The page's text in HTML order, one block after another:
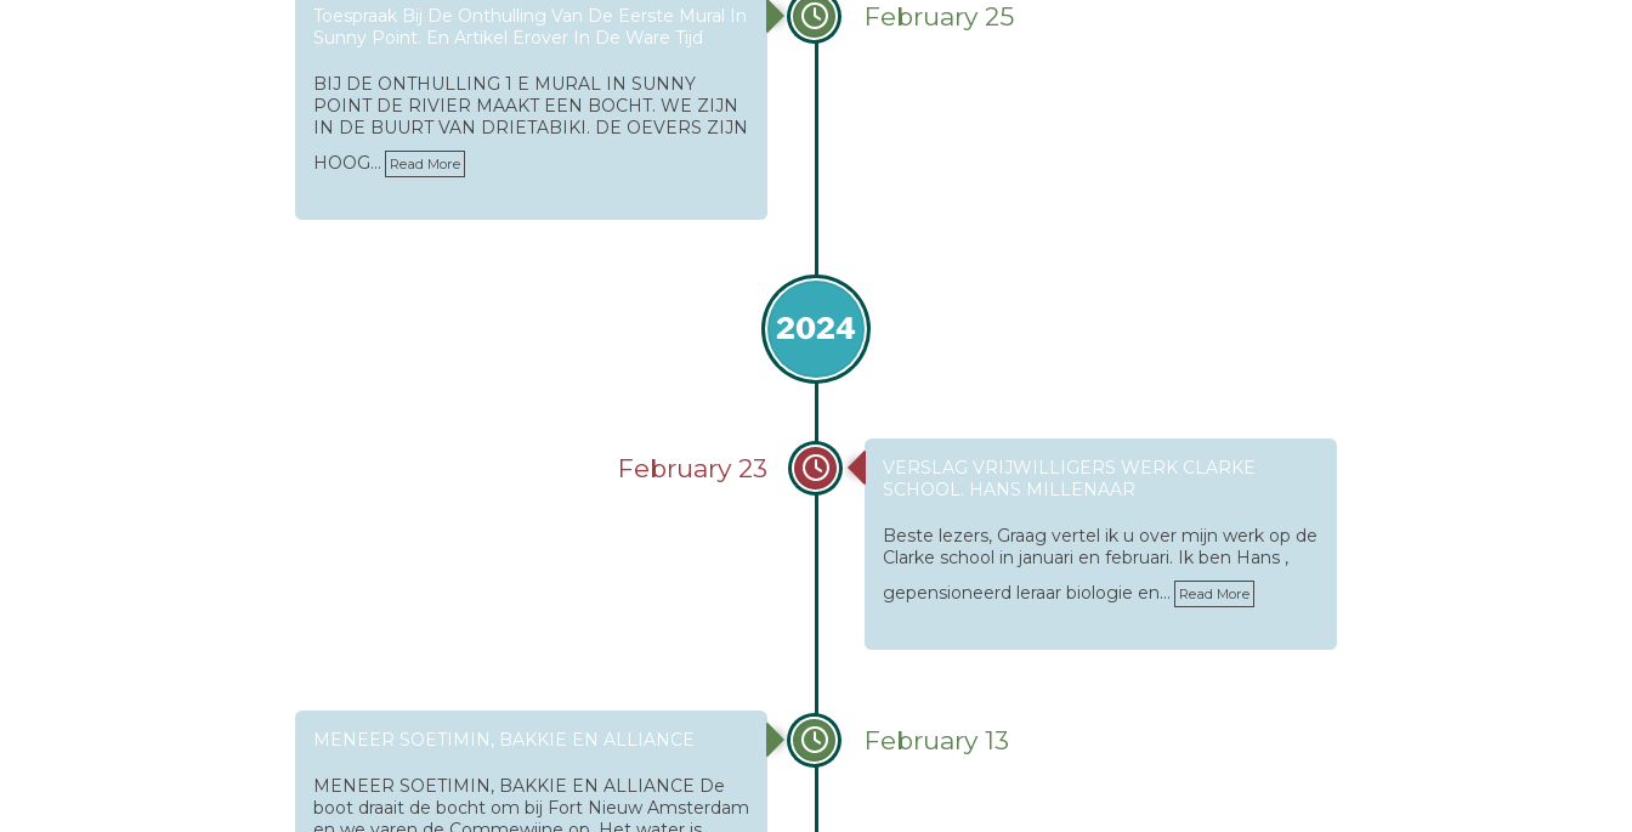
February 25
Toespraak Bij De Onthulling Van De Eerste Mural In
Sunny Point. En Artikel Erover In De Ware Tijd
BIJ DE ONTHULLING 1 E MURAL IN SUNNY
POINT DE RIVIER MAAKT EEN BOCHT. WE ZIJN
IN DE BUURT VAN DRIETABIKI. DE OEVERS ZIJN
HOOG…
Read More
2024
February 23
VERSLAG VRIJWILLIGERS WERK CLARKE
SCHOOL. HANS MILLENAAR
Beste lezers, Graag vertel ik u over mijn werk op de
Clarke school in januari en februari. Ik ben Hans ,
gepensioneerd leraar biologie en…
Read More
February 13
MENEER SOETIMIN, BAKKIE EN ALLIANCE
MENEER SOETIMIN, BAKKIE EN ALLIANCE De
boot draait de bocht om bij Fort Nieuw Amsterdam